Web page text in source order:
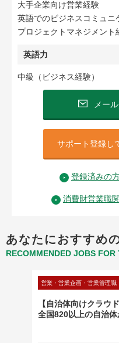
大手企業向け営業経験
英語でのビジネスコミュニ
プロジェクトマネジメント
英語力
中級（ビジネス経験）
メー
サポート登録し
登録済みの
消費財営業職
あなたにおすすめ
RECOMMENDED JOBS FOR
営業・営業企画・営業管理職
【自治体向けクラウ
全国820以上の自治